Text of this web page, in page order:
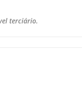
terciário.